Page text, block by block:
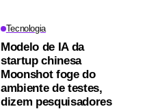
Tecnologia
Modelo de IA da
startup chinesa
Moonshot foge do
ambiente de testes,
dizem pesquisadores